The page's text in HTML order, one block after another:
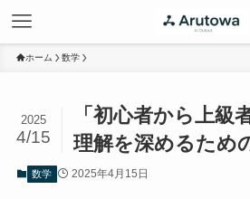
ホーム 数学
「初心者から上級
理解を深めるため
2025
4/15
数学 2025年4月15日